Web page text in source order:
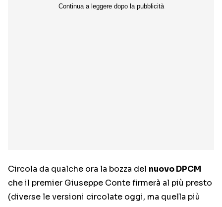
Circola da qualche ora la bozza del nuovo DPCM
che il premier Giuseppe Conte firmerà al più presto
(diverse le versioni circolate oggi, ma quella più